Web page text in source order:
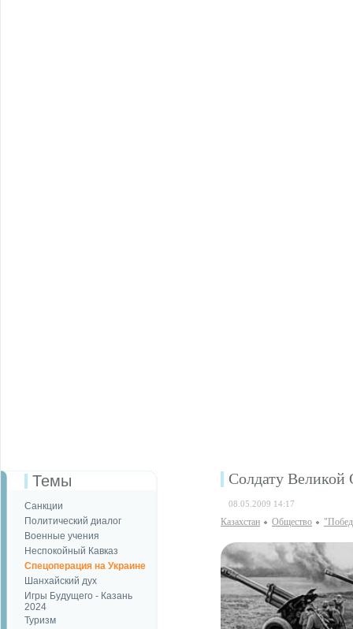
Темы
Санкции
Политический диалог
Военные учения
Неспокойный Кавказ
Спецоперация на Украине
Шанхайский дух
Игры Будущего - Казань
2024
Туризм
Солдату Великой
08.05.2009 14:17
Казахстан Общество